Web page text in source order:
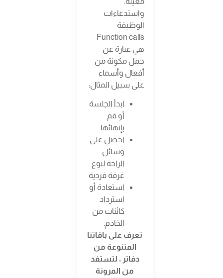
واستدعاءات
الوظيفة
Function calls
هي عبارة عن
جمل مكونة من
أفعال وأسماء
على سبيل المثال:
ابدأ الجلسة
أو قم
بإنهائها
احصل على
وسائل
الراحة لنوع
غرفة فردية
استعادة أو
استرداد
كائنات من
الخادم.
تعرف على باقاتنا
المتنوعة من
دفاتر ، لتستفد
من المرونة